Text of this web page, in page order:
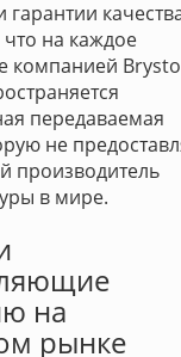
гарантии
на каждое
компанией
передаваемая
не
производитель
в мире.
на
рынке